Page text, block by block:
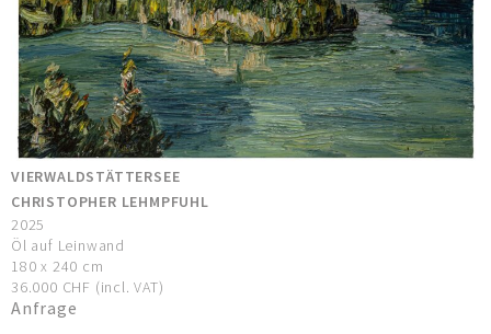
VIERWALDSTÄTTERSEE
CHRISTOPHER LEHMPFUHL
2025
Öl auf Leinwand
180 x 240 cm
36.000 CHF (incl. VAT)
Anfrage